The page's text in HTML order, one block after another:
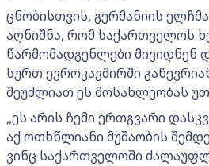
ცნობისთვის, გერმანიის
აღნიშნა, რომ საქართველოს
წარმომადგენლები მივიდნენ
სურთ ევროკავშირში
შეუძლიათ ეს მოსახლეობას
„ეს არის ჩემი ერთგვარი
აქ ოთხწლიანი მუშაობის
ვინც საქართველოში